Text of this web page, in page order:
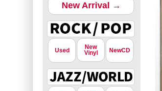
New Arrival →
Used
New
Vinyl
NewCD